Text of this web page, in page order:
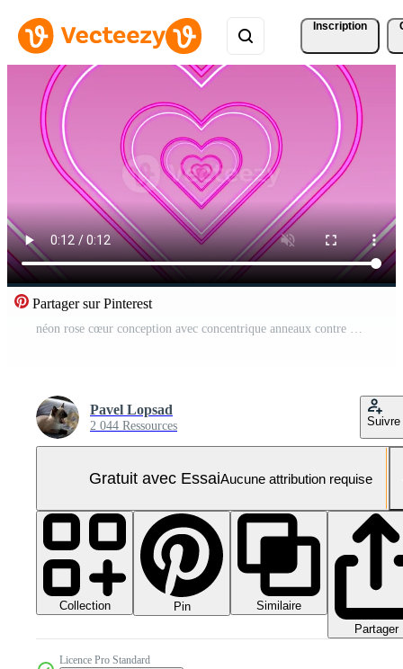
Inscription
Partager sur Pinterest
néon rose cœur conception avec concentrique anneaux contre pente le coucher du soleil Contexte. Vidéo Pro
Pavel Lopsad
2 044 Ressources Suivre
Gratuit avec EssaiAucune attribution requise
Collection Pin
Similaire
Partager
Licence Pro Standard